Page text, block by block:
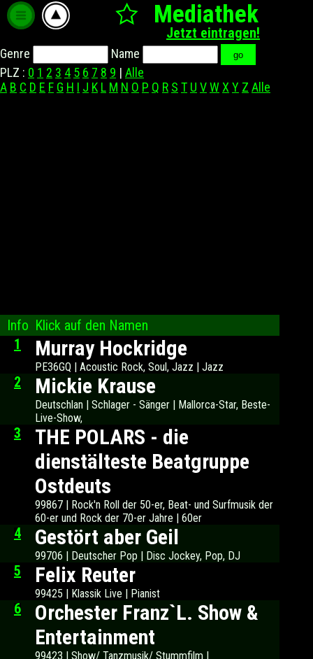
Mediathek
Genre
Name
PLZ : 0 1 2 3 4 5 6 7 8 9 | Alle
A B C D E F G H I J K L M N O P Q R S T U VWX Y Z Alle
Info Klick auf den Namen
1
Murray Hockridge
PE36GQ | Acoustic Rock, Soul, Jazz | Jazz
2 Mickie Krause
Deutschlan | Schlager - Sänger | Mallorca-Star, Beste-
Live-Show,
3
THE POLARS - die
dienstälteste Beatgruppe
Ostdeuts
99867 | Rock'n Roll der 50-er, Beat- und Surfmusik der
60-er und Rock der 70-er Jahre | 60er
4 Gestört aber Geil
99706 | Deutscher Pop | Disc Jockey, Pop, DJ
5 Felix Reuter
99425 | Klassik Live | Pianist
6
Orchester Franz`L. Show &
Entertainment
99423 | Show/ Tanzmusik/ Stummfilm |
Jetzt eintragen!